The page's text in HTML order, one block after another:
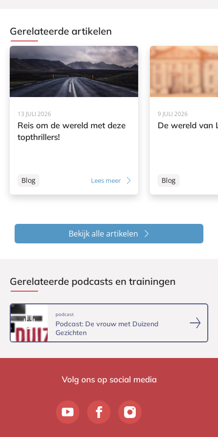
Gerelateerde artikelen
13 JULI 2026
Reis om de wereld met deze
topthrillers!
Blog Lees meer
9 JULI 2026
De wereld van
Blog
Bekijk alle artikelen
Gerelateerde podcasts en trainingen
podcast
Podcast: De vrouw met Duizend
Gezichten
Volg ons op social media